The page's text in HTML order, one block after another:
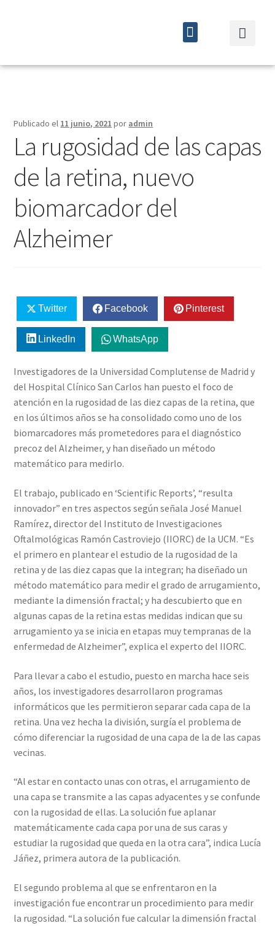
Publicado el 11 junio, 2021 por admin
La rugosidad de las capas
de la retina, nuevo
biomarcador del
Alzheimer
Twitter Facebook Pinterest
LinkedIn WhatsApp
Investigadores de la Universidad Complutense de Madrid y
del Hospital Clínico San Carlos han puesto el foco de
atención en la rugosidad de las diez capas de la retina, que
en los últimos años se ha consolidado como uno de los
biomarcadores más prometedores para el diagnóstico
precoz del Alzheimer, y han diseñado un método
matemático para medirlo.
El trabajo, publicado en ‘Scientific Reports’, “resulta
innovador” en tres aspectos según señala José Manuel
Ramírez, director del Instituto de Investigaciones
Oftalmológicas Ramón Castroviejo (IIORC) de la UCM. “Es
el primero en plantear el estudio de la rugosidad de la
retina y de las diez capas que la integran; ha diseñado un
método matemático para medir el grado de arrugamiento,
mediante la dimensión fractal; y ha descubierto que en
algunas capas de la retina estas medidas indican que su
arrugamiento ya se inicia en etapas muy tempranas de la
enfermedad de Alzheimer”, explica el experto del IIORC.
Para llevar a cabo el estudio, puesto en marcha hace seis
años, los investigadores desarrollaron programas
informáticos que les permitieron separar cada capa de la
retina. Una vez hecha la división, surgía el problema de
cómo diferenciar la rugosidad de una capa de la de las capas
vecinas.
“Al estar en contacto unas con otras, el arrugamiento de
una capa se transmite a las capas adyacentes y se confunde
con la rugosidad de ellas. La solución fue aplanar
matemáticamente cada capa por una de sus caras y
estudiar la rugosidad que queda en la otra cara”, indica Lucía
Jáñez, primera autora de la publicación.
El segundo problema al que se enfrentaron en la
investigación fue encontrar un procedimiento para medir
la rugosidad. “La solución fue calcular la dimensión fractal